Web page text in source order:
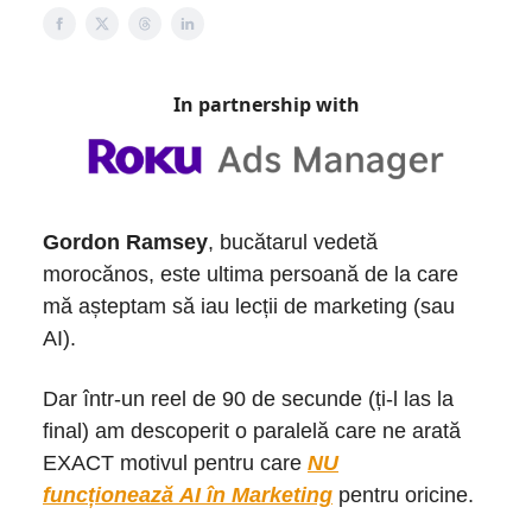
In partnership with
Gordon Ramsey, bucătarul vedetă
morocănos, este ultima persoană de la care
mă așteptam să iau lecții de marketing (sau
AI).
Dar într-un reel de 90 de secunde (ți-l las la
final) am descoperit o paralelă care ne arată
EXACT motivul pentru care NU
funcționează AI în Marketing pentru oricine.